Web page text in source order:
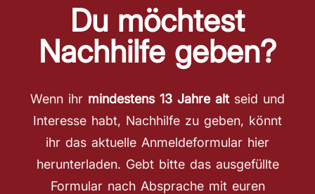
Du möchtest
Nachhilfe geben?
Wenn ihr mindestens 13 Jahre alt seid und
Interesse habt, Nachhilfe zu geben, könnt
ihr das aktuelle Anmeldeformular hier
herunterladen. Gebt bitte das ausgefüllte
Formular nach Absprache mit euren